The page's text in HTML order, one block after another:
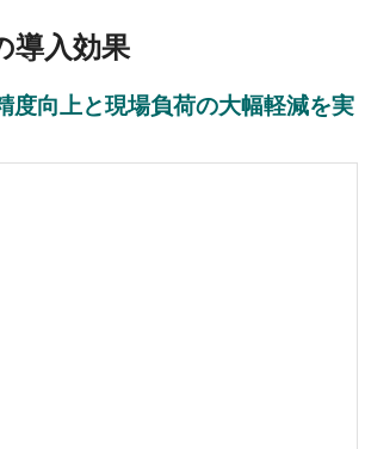
導入効果
度向上と現場負荷の大幅軽減を実